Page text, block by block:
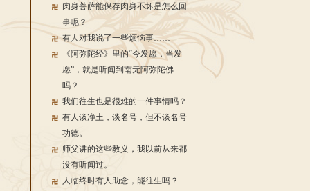
肉身菩萨能保存肉身不坏是怎么回
事呢？
有人对我说了一些烦恼事……
《阿弥陀经》里的“今发愿，当发
愿”，就是听闻到南无阿弥陀佛
吗？
我们往生也是很难的一件事情吗？
有人谈净土，谈名号，但不谈名号
功德。
师父讲的这些教义，我以前从来都
没有听闻过。
人临终时有人助念，能往生吗？